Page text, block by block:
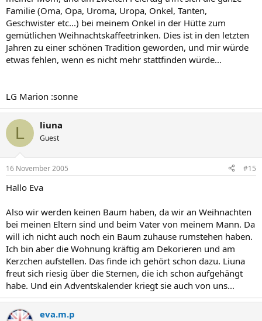
Familie (Oma, Opa, Uroma, Uropa, Onkel, Tanten,
Geschwister etc...) bei meinem Onkel in der Hütte zum
gemütlichen Weihnachtskaffeetrinken. Dies ist in den letzten
Jahren zu einer schönen Tradition geworden, und mir würde
etwas fehlen, wenn es nicht mehr stattfinden würde...
LG Marion :sonne
L liuna
Guest
16 November 2005 #15
Hallo Eva
Also wir werden keinen Baum haben, da wir an Weihnachten
bei meinen Eltern sind und beim Vater von meinem Mann. Da
will ich nicht auch noch ein Baum zuhause rumstehen haben.
Ich bin aber die Wohnung kräftig am Dekorieren und am
Kerzchen aufstellen. Das finde ich gehört schon dazu. Liuna
freut sich riesig über die Sternen, die ich schon aufgehängt
habe. Und ein Adventskalender kriegt sie auch von uns...
eva.m.p